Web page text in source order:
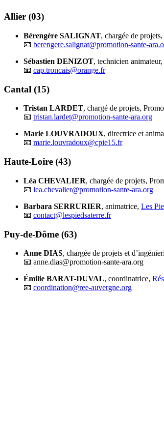
Allier (03)
Bérengère SALIGNAT, chargée de
📧 berengere.salignat@promotion-sante-
Sébastien DENIZOT, technicien animateur,
📧 cap.troncais@orange.fr
Cantal (15)
Tristan LARDET, chargé de projets,
📧 tristan.lardet@promotion-sante-ara.org
Marie LOUVRADOUX, directrice et
📧 marie.louvradoux@cpie15.fr
Haute-Loire (43)
Léa CHEVALIER, chargée de projets,
📧 lea.chevalier@promotion-sante-ara.org
Barbara SERRURIER, animatrice, Les
📧 contact@lespiedsaterre.fr
Puy-de-Dôme (63)
Anne DIAS, chargée de projets et
📧 anne.dias@promotion-sante-ara.org
Émilie BARAT-DUVAL, coordinatrice,
📧 coordination@ree-auvergne.org